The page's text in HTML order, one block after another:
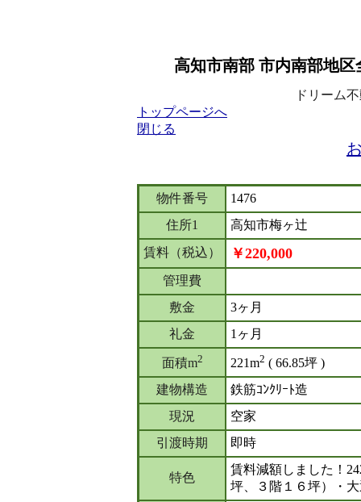
高知市南部 市内南部地
ドリーム
トップページへ
閉じる
物件番号
1476
住所1
高知市梅ヶ辻
賃料（税込）
￥220,000
管理費
敷金
3ヶ月
礼金
1ヶ月
面積m2 221m2 ( 66.85坪 )
建物構造
鉄筋ｺﾝｸﾘｰﾄ造
現況
空家
引渡時期
即時
特色
賃料減額しました！
坪、３階１６坪）・